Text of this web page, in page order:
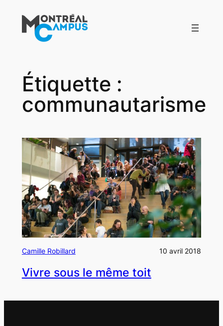
contenu
Étiquette :
communautarisme
Camille Robillard 10 avril 2018
Vivre sous le même toit